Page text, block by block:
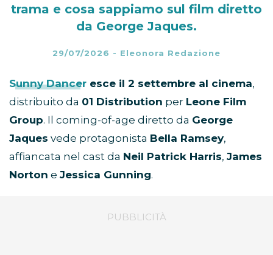
trama e cosa sappiamo sul film diretto
da George Jaques.
29/07/2026 - Eleonora Redazione
Sunny Dancer esce il 2 settembre al cinema,
distribuito da 01 Distribution per Leone Film
Group. Il coming-of-age diretto da George
Jaques vede protagonista Bella Ramsey,
affiancata nel cast da Neil Patrick Harris, James
Norton e Jessica Gunning.